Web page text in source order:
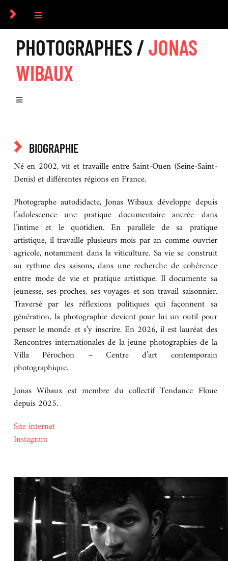
Passer
contenu
Toggle
Navigation
COLLECTIF
PHOTOGRAPHES
CULTUREL
ICONOGRAPHIE
RECHERCHE D’IMAGES
BOUTIQUE
CONTACT
PHOTOGRAPHES /JONAS
WIBAUX
Toggle
BIOGRAPHIE
Né en 2002, vit et travaille entre Saint-Ouen (Seine-Saint-
Denis) et différentes régions en France.
Photographe autodidacte, Jonas Wibaux développe depuis
l’adolescence une pratique documentaire ancrée dans
l’intime et le quotidien. En parallèle de sa pratique
artistique, il travaille plusieurs mois par an comme ouvrier
agricole, notamment dans la viticulture. Sa vie se construit
au rythme des saisons, dans une recherche de cohérence
entre mode de vie et pratique artistique. Il documente sa
jeunesse, ses proches, ses voyages et son travail saisonnier.
Traversé par les réflexions politiques qui façonnent sa
génération, la photographie devient pour lui un outil pour
penser le monde et s’y inscrire. En 2026, il est lauréat des
Rencontres internationales de la jeune photographies de la
Villa Pérochon – Centre d’art contemporain
photographique.
Jonas Wibaux est membre du collectif Tendance Floue
depuis 2025.
Site internet
Instagram